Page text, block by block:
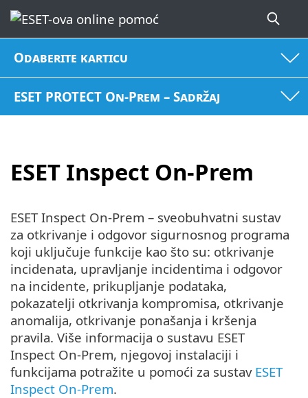
Odaberite karticu
ESET PROTECT On-Prem – Sadržaj
ESET Inspect On-Prem
ESET Inspect On-Prem – sveobuhvatni sustav
za otkrivanje i odgovor sigurnosnog programa
koji uključuje funkcije kao što su: otkrivanje
incidenata, upravljanje incidentima i odgovor
na incidente, prikupljanje podataka,
pokazatelji otkrivanja kompromisa, otkrivanje
anomalija, otkrivanje ponašanja i kršenja
pravila. Više informacija o sustavu ESET
Inspect On-Prem, njegovoj instalaciji i
funkcijama potražite u pomoći za sustav ESET
Inspect On-Prem.